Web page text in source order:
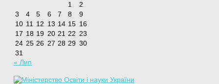
1
2
3
4 5 6 7 8
9
10 11 12 13 14 15 16
17 18 19 20 21 22 23
24 25 26 27 28 29 30
31
« Лип